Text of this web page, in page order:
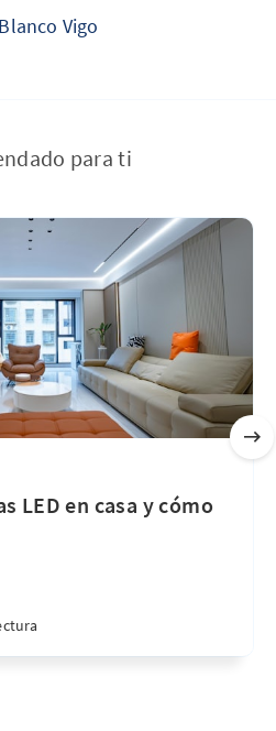
Vigo
para ti
LED en casa y cómo